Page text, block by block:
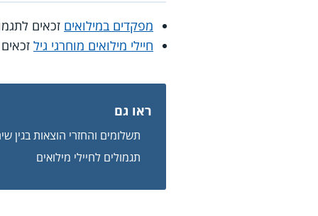
מפקדים במילואים זכאים לתגמול
חיילי מילואים מוחרגי גיל
ראו גם
תשלומים והחזרי הוצאות בגין
תגמולים לחיילי מילואים